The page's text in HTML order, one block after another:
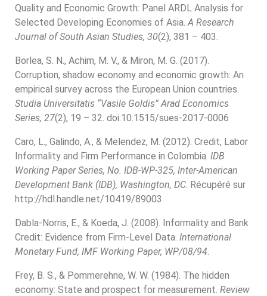
Quality and Economic Growth: Panel ARDL Analysis for
Selected Developing Economies of Asia.A Research
Journal of South Asian Studies, 30(2), 381 – 403.
Borlea, S. N., Achim, M. V., & Miron, M. G. (2017).
Corruption, shadow economy and economic growth: An
empirical survey across the European Union countries.
Studia Universitatis “Vasile Goldis” Arad Economics
Series, 27(2), 19 – 32. doi:10.1515/sues-2017-0006
Caro, L., Galindo, A., & Melendez, M. (2012). Credit, Labor
Informality and Firm Performance in Colombia. IDB
Working Paper Series, No. IDB-WP-325, Inter-American
Development Bank (IDB), Washington, DC. Récupéré sur
http://hdl.handle.net/10419/89003
Dabla-Norris, E., & Koeda, J. (2008). Informality and Bank
Credit: Evidence from Firm-Level Data. International
Monetary Fund, IMF Working Paper, WP/08/94.
Frey, B. S., & Pommerehne, W. W. (1984). The hidden
economy: State and prospect for measurement. Review